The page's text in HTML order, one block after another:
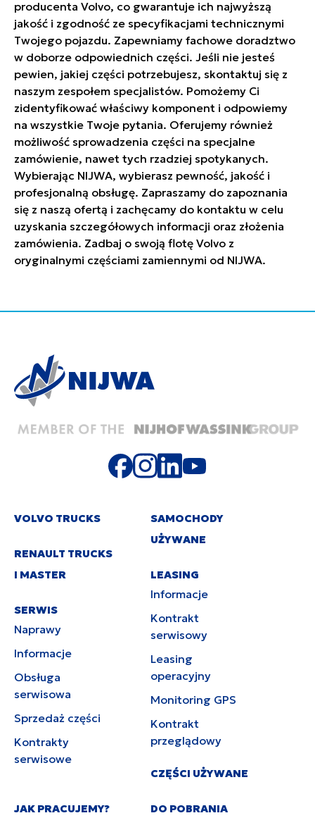
producenta Volvo, co gwarantuje ich najwyższą
jakość i zgodność ze specyfikacjami technicznymi
Twojego pojazdu. Zapewniamy fachowe doradztwo
w doborze odpowiednich części. Jeśli nie jesteś
pewien, jakiej części potrzebujesz, skontaktuj się z
naszym zespołem specjalistów. Pomożemy Ci
zidentyfikować właściwy komponent i odpowiemy
na wszystkie Twoje pytania. Oferujemy również
możliwość sprowadzenia części na specjalne
zamówienie, nawet tych rzadziej spotykanych.
Wybierając NIJWA, wybierasz pewność, jakość i
profesjonalną obsługę. Zapraszamy do zapoznania
się z naszą ofertą i zachęcamy do kontaktu w celu
uzyskania szczegółowych informacji oraz złożenia
zamówienia. Zadbaj o swoją flotę Volvo z
oryginalnymi częściami zamiennymi od NIJWA.
VOLVO TRUCKS
RENAULT TRUCKS
I MASTER
SERWIS
Naprawy
Informacje
Obsługa
serwisowa
Sprzedaż części
Kontrakty
serwisowe
SAMOCHODY
UŻYWANE
LEASING
Informacje
Kontrakt
serwisowy
Leasing
operacyjny
Monitoring GPS
Kontrakt
przeglądowy
CZĘŚCI UŻYWANE
JAK PRACUJEMY? DO POBRANIA